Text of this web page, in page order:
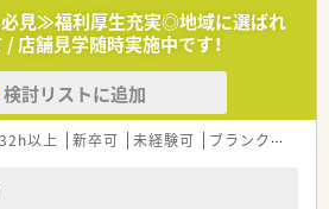
必見≫福利厚生充実◎地域に選ばれ
店舗見学随時実施中です！
検討リストに追加
以上 新卒可 未経験可 ブランク可